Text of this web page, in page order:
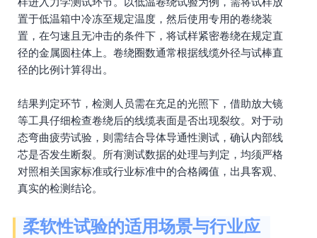
置于低温箱中冷冻至规定温度，然后使用专用的卷绕装
置，在匀速且无冲击的条件下，将试样紧密卷绕在规定直
径的金属圆柱体上。卷绕圈数通常根据线缆外径与试棒直
径的比例计算得出。
结果判定环节，检测人员需在充足的光照下，借助放大镜
等工具仔细检查卷绕后的线缆表面是否出现裂纹。对于动
态弯曲疲劳试验，则需结合导体导通性测试，确认内部线
芯是否发生断裂。所有测试数据的处理与判定，均须严格
对照相关国家标准或行业标准中的合格阈值，出具客观、
真实的检测结论。
柔软性试验的适用场景与行业应